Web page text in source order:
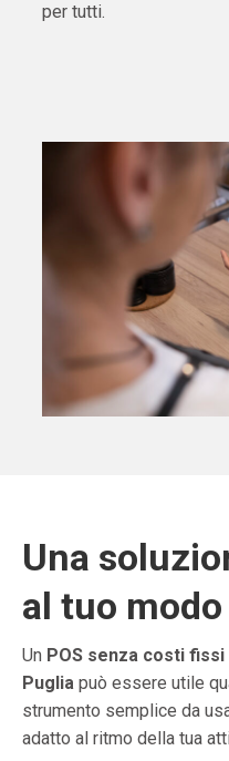
per tutti.
Una
al tuo
Un POS senza costi
Puglia può essere utile
strumento semplice da
adatto al ritmo della tua